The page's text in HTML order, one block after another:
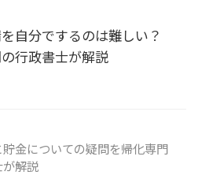
自分でするのは難しい？
行政書士が解説
金についての疑問を帰化専門
解説